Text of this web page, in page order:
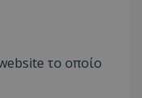
το οποίο